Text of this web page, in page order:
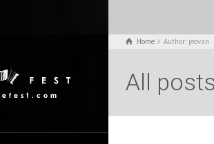
Home Author: jeovan
All